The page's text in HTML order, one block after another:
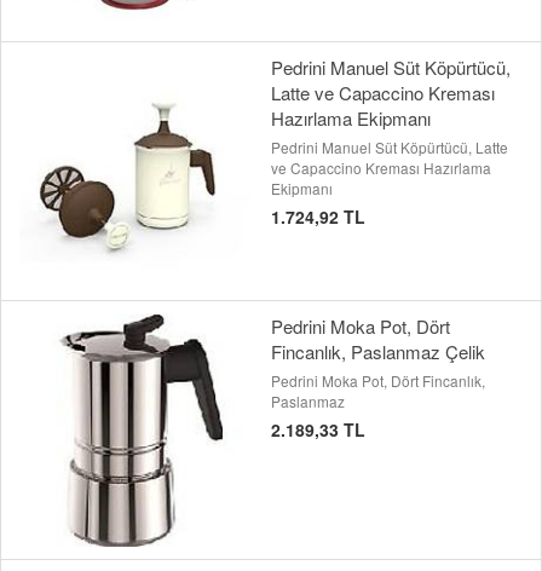
Pedrini Manuel Süt Köpürtücü,
Latte ve Capaccino Kreması
Hazırlama Ekipmanı
Pedrini Manuel Süt Köpürtücü, Latte
ve Capaccino Kreması Hazırlama
Ekipmanı
1.724,92 TL
Pedrini Moka Pot, Dört
Fincanlık, Paslanmaz Çelik
Pedrini Moka Pot, Dört Fincanlık,
Paslanmaz
2.189,33 TL